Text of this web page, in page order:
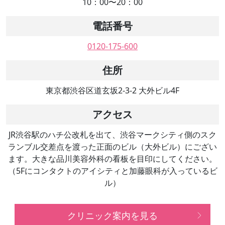
電話番号
0120-175-600
住所
東京都渋谷区道玄坂2-3-2 大外ビル4F
アクセス
JR渋谷駅のハチ公改札を出て、渋谷マークシティ側のスク
ランブル交差点を渡った正面のビル（大外ビル）にござい
ます。大きな品川美容外科の看板を目印にしてください。
（5Fにコンタクトのアイシティと加藤眼科が入っているビ
ル）
クリニック案内を見る